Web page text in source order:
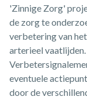
'Zinnige Zorg'
de zorg te
verbetering van
arterieel
eventuele
door de